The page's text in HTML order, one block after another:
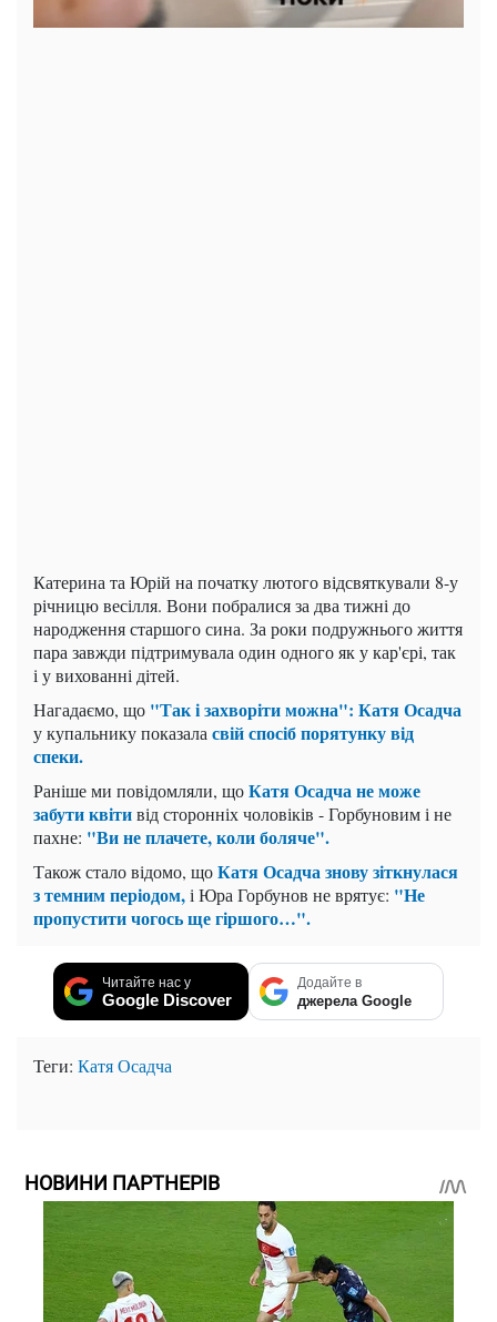
Катерина та Юрій на початку лютого відсвяткували 8-у
річницю весілля. Вони побралися за два тижні до
народження старшого сина. За роки подружнього життя
пара завжди підтримувала один одного як у кар'єрі, так
і у вихованні дітей.
Нагадаємо, що "Так і захворіти можна": Катя Осадча
у купальнику показаласвій спосіб порятунку від
спеки.
Раніше ми повідомляли, щоКатя Осадча не може
забути квітивід сторонніх чоловіків - Горбуновим і не
пахне: "Ви не плачете, коли боляче".
Також стало відомо, щоКатя Осадча знову зіткнулася
з темним періодом,і Юра Горбунов не врятує: "Не
пропустити чогось ще гіршого…".
Читайте нас у
Google Discover
Додайте в
джерела Google
Теги: Катя Осадча
НОВИНИ ПАРТНЕРІВ